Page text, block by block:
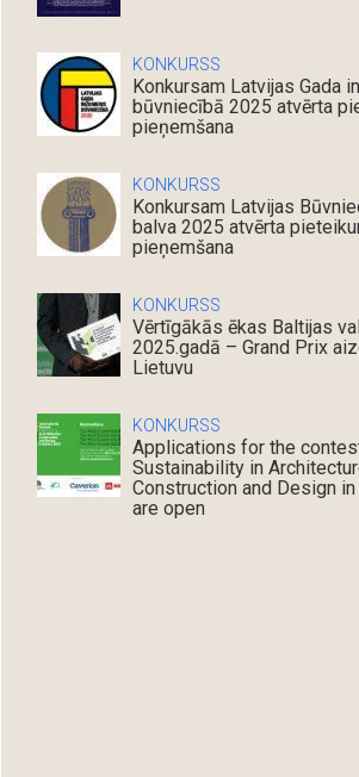
KONKURSS
Konkursam Latvijas Gada
būvniecībā 2025 atvērta
pieņemšana
KONKURSS
Konkursam Latvijas
balva 2025 atvērta
pieņemšana
KONKURSS
Vērtīgākās ēkas Baltijas
2025.gadā – Grand Prix
Lietuvu
KONKURSS
Applications for the
Sustainability in
Construction and Design
are open